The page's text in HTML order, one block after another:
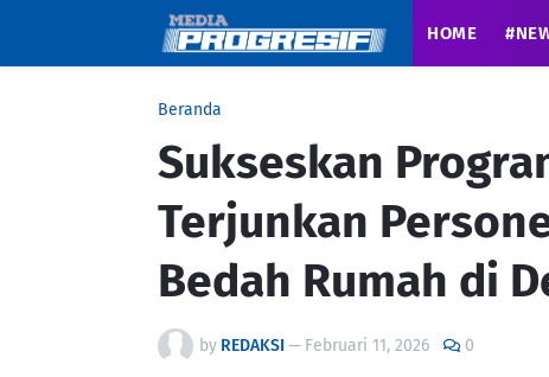
HOME
Beranda
Sukseskan
Terjunkan
Bedah Rumah di
by REDAKSI — Februari 11, 2026 0